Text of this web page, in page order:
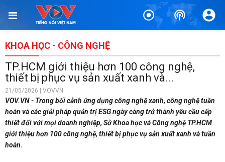
KHOA HỌC - CÔNG NGHỆ
TP.HCM giới thiệu hơn 100 công nghệ,
thiết bị phục vụ sản xuất xanh và...
21/05/2026 | VOVVN
VOV.VN - Trong bối cảnh ứng dụng công nghệ xanh, công nghệ tuần
hoàn và các giải pháp quản trị ESG ngày càng trở thành yêu cầu cấp
thiết đối với mọi doanh nghiệp, Sở Khoa học và Công nghệ TP.HCM
giới thiệu hơn 100 công nghệ, thiết bị phục vụ sản xuất xanh và tuần
hoàn.